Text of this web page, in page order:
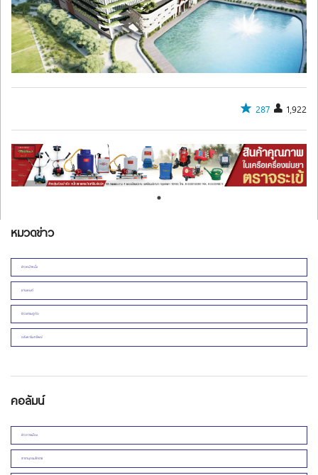
287 1,922
หมวดข่าว
ข่าวหน้าหนึ่ง
ยานยนต์
ข่าวเศรษฐกิจ
อสังหาริมทรัพย์
คอลัมน์
ข่าวการเมือง
สารานุกรมโคราช